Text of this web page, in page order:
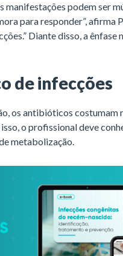
manifestações podem ser
para responder”, afirma
Diante disso, a ênfase
de infecções
os antibióticos costumam
o profissional deve
metabolização.